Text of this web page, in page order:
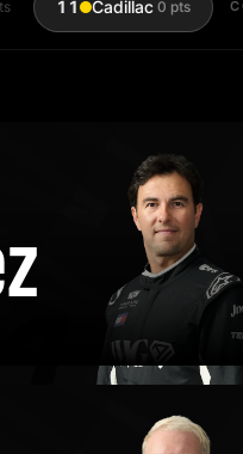
0 pts 11 Cadillac 0 pts